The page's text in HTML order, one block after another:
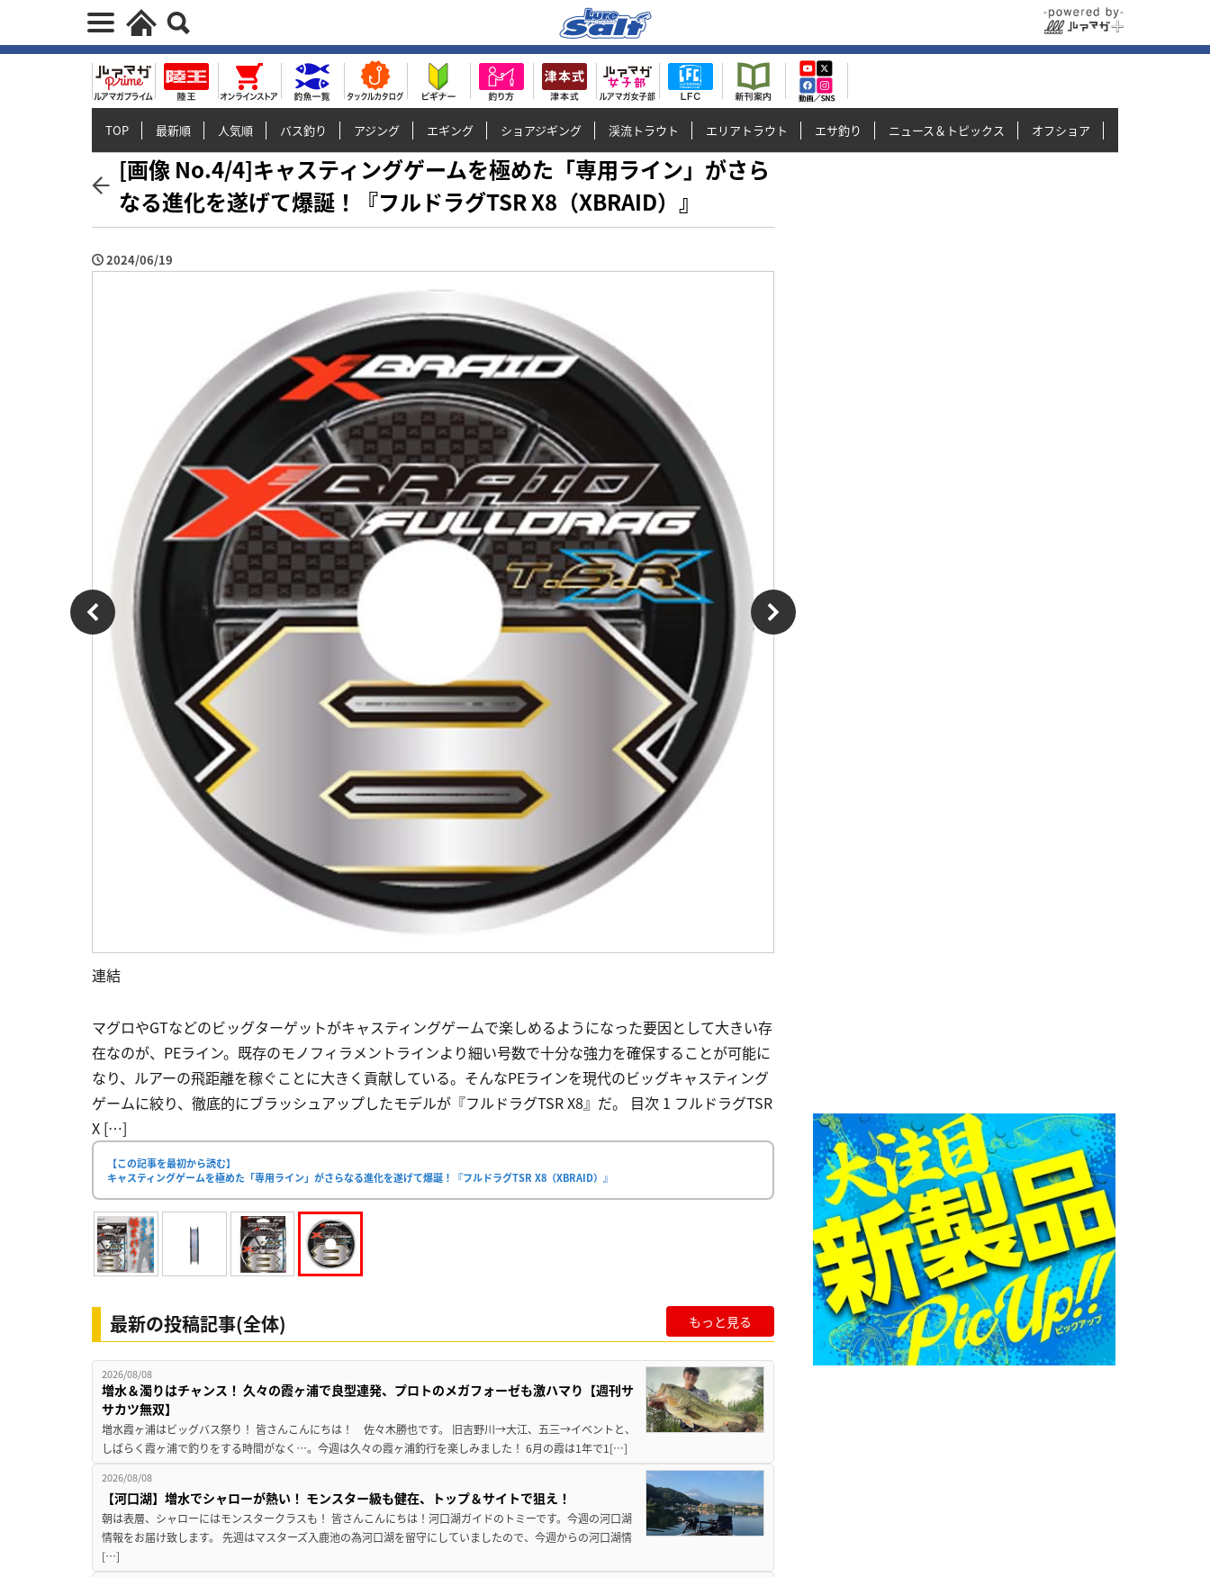
TOP 最新順 人気順 バス釣り アジング エギング ショアジギング 渓流トラウト エリアトラウト エサ釣り ニュース＆トピックス オフショア
[画像 No.4/4]キャスティングゲームを極めた「専用ライン」がさら
なる進化を遂げて爆誕！『フルドラグTSR X8（XBRAID）』
2024/06/19
連結
マグロやGTなどのビッグターゲットがキャスティングゲームで楽しめるようになった要因として大きい存
在なのが、PEライン。既存のモノフィラメントラインより細い号数で十分な強力を確保することが可能に
なり、ルアーの飛距離を稼ぐことに大きく貢献している。そんなPEラインを現代のビッグキャスティング
ゲームに絞り、徹底的にブラッシュアップしたモデルが『フルドラグTSR X8』だ。 目次 1 フルドラグTSR
X […]
【この記事を最初から読む】
キャスティングゲームを極めた「専用ライン」がさらなる進化を遂げて爆誕！『フルドラグTSR X8（XBRAID）』
最新の投稿記事(全体) もっと見る
2026/08/08
増水＆濁りはチャンス！ 久々の霞ヶ浦で良型連発、プロトのメガフォーゼも激ハマり【週刊サ
サカツ無双】
増水霞ヶ浦はビッグバス祭り！ 皆さんこんにちは！ 佐々木勝也です。 旧吉野川→大江、五三→イベントと、
しばらく霞ヶ浦で釣りをする時間がなく…。今週は久々の霞ヶ浦釣行を楽しみました！ 6月の霞は1年で1[…]
2026/08/08
【河口湖】増水でシャローが熱い！ モンスター級も健在、トップ＆サイトで狙え！
朝は表層、シャローにはモンスタークラスも！ 皆さんこんにちは！河口湖ガイドのトミーです。今週の河口湖
情報をお届け致します。 先週はマスターズ入鹿池の為河口湖を留守にしていましたので、今週からの河口湖情
[…]